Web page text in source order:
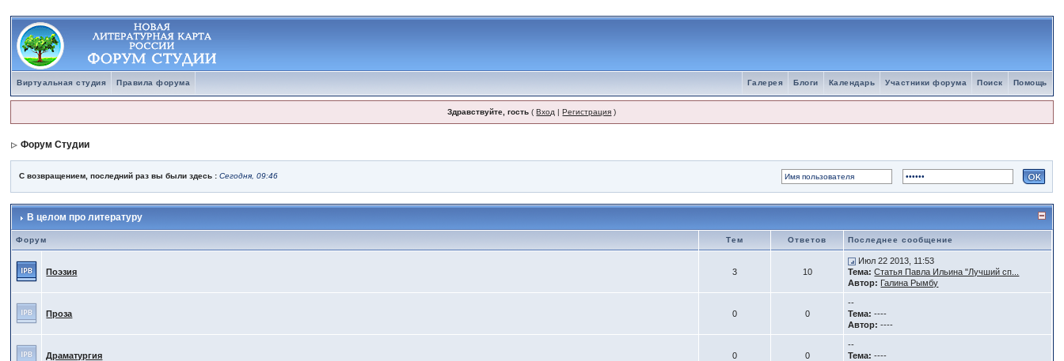
Виртуальная студия Правила форума Помощь
Поиск
Участники форума
Календарь
Блоги
Галерея
Здравствуйте, гость (Вход |Регистрация )
Форум Студии
С возвращением, последний раз вы были здесь :Сегодня, 09:46
В целом про литературу
Форум Тем Ответов Последнее сообщение
Поэзия 3 10
Июл 22 2013, 11:53
Тема: Статья Павла Ильина "Лучший сп...
Автор: Галина Рымбу
Проза 0 0
--
Тема: ----
Автор: ----
Драматургия 0 0
--
Тема: ----